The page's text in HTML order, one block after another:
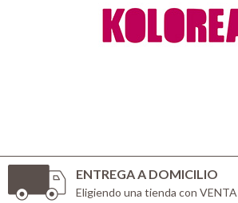
ENTREGA A DOMICILIO
Eligiendo una tienda con